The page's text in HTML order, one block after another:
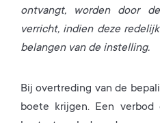
ontvangt, worden door
verricht, indien deze
belangen van de instelling.
Bij overtreding van de
boete krijgen. Een verbod